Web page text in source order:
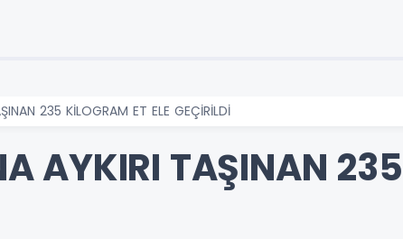
235 KİLOGRAM ET ELE GEÇİRİLDİ
AYKIRI TAŞINAN